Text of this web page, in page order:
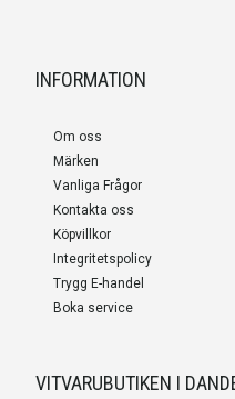
INFORMATION
Om oss
Märken
Vanliga Frågor
Kontakta oss
Köpvillkor
Integritetspolicy
Trygg E-handel
Boka service
VITVARUBUTIKEN I